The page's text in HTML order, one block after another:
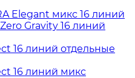
Elegant микс 16 линий
Gravity 16 линий
16 линий отдельные
16 линий микс